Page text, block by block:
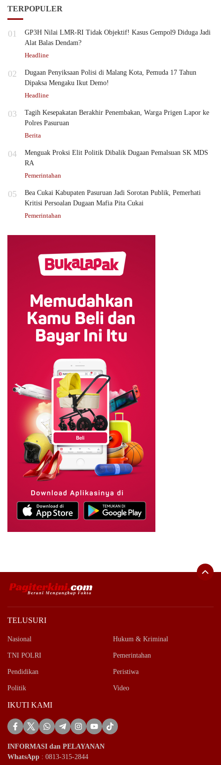
TERPOPULER
01
GP3H Nilai LMR-RI Tidak Objektif! Kasus Gempol9 Diduga Jadi
Alat Balas Dendam?
Headline
02
Dugaan Penyiksaan Polisi di Malang Kota, Pemuda 17 Tahun
Dipaksa Mengaku Ikut Demo!
Headline
03
Tagih Kesepakatan Berakhir Penembakan, Warga Prigen Lapor ke
Polres Pasuruan
Berita
04
Menguak Proksi Elit Politik Dibalik Dugaan Pemalsuan SK MDS
RA
Pemerintahan
05
Bea Cukai Kabupaten Pasuruan Jadi Sorotan Publik, Pemerhati
Kritisi Persoalan Dugaan Mafia Pita Cukai
Pemerintahan
TELUSURI
Nasional Hukum & Kriminal
TNI POLRI Pemerintahan
Pendidikan Peristiwa
Politik Video
IKUTI KAMI
INFORMASI dan PELAYANAN
WhatsApp : 0813-315-2844